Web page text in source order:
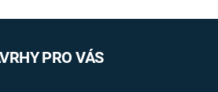
PRO VÁS